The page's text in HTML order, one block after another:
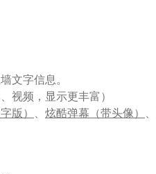
文字信息。
视频，显示更丰富）
版） 炫酷弹幕（带头像）